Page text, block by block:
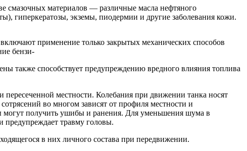
смазочных материалов — различные масла нефтяного
гиперкератозы, экземы, пиодермии и другие заболевания кожи.
применение только закрытых механических способов
бензи-
также способствует предупреждению вредного влияния топлива
местности. Колебания при движении танка носят
во многом зависят от профиля местности и
могут получить ушибы и ранения. Для уменьшения шума в
предупреждает травму головы.
в них личного состава при передвижении.